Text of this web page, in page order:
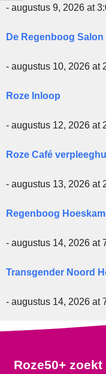
- augustus 9, 2026 at
De Regenboog Salon
- augustus 10, 2026 at
Roze Inloop
- augustus 12, 2026 at
Roze Café
- augustus 13, 2026 at
Regenboog
- augustus 14, 2026 at
Transgender Noord
- augustus 14, 2026 at
Roze50+